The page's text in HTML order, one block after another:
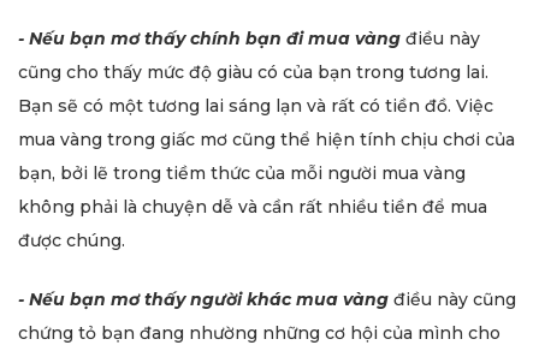
- Nếu bạn mơ thấy chính bạn đi mua vàng điều này
cũng cho thấy mức độ giàu có của bạn trong tương lai.
Bạn sẽ có một tương lai sáng lạn và rất có tiền đồ. Việc
mua vàng trong giấc mơ cũng thể hiện tính chịu chơi của
bạn, bởi lẽ trong tiềm thức của mỗi người mua vàng
không phải là chuyện dễ và cần rất nhiều tiền để mua
được chúng.
- Nếu bạn mơ thấy người khác mua vàng điều này cũng
chứng tỏ bạn đang nhường những cơ hội của mình cho